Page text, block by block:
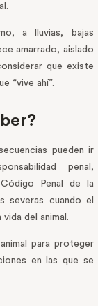
a lluvias, bajas
amarrado, aislado
que existe
“vive ahí”.
pueden ir
penal,
Penal de la
severas cuando el
del animal.
para proteger
en las que se